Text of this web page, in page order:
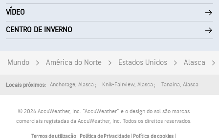
VÍDEO
CENTRO DE INVERNO
Mundo América do Norte Estados Unidos Alasca
Locais próximos: Anchorage, Alasca Knik-Fairview, Alasca Tanaina, Alasca
© 2026 AccuWeather, Inc. "AccuWeather" e o design do sol são marcas
comerciais registadas da AccuWeather, Inc. Todos os direitos reservados.
Termos de utilização Política de Privacidade Política de cookies